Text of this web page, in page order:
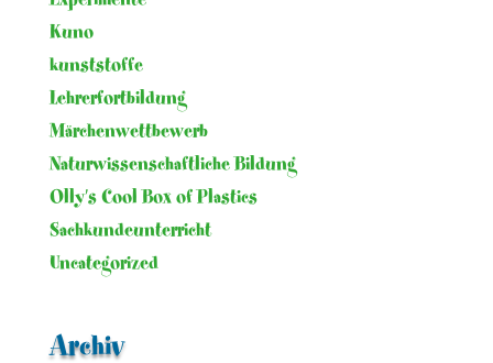
Kuno
kunststoffe
Lehrerfortbildung
Märchenwettbewerb
Naturwissenschaftliche Bildung
Olly's Cool Box of Plastics
Sachkundeunterricht
Uncategorized
Archiv